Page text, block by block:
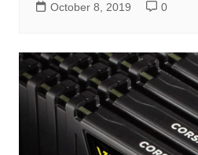
October 8, 2019 0